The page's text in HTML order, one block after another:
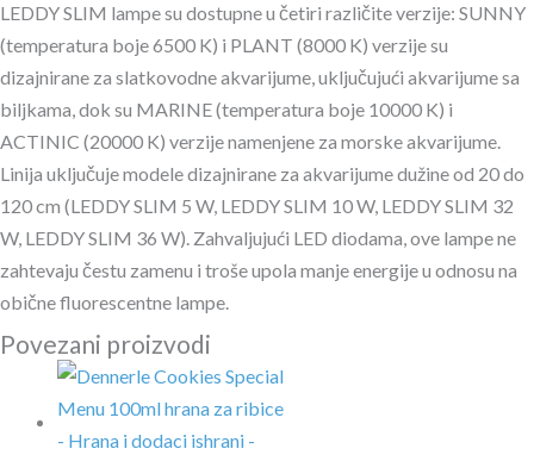
LEDDY SLIM lampe su dostupne u četiri različite verzije: SUNNY
(temperatura boje 6500 K) i PLANT (8000 K) verzije su
dizajnirane za slatkovodne akvarijume, uključujući akvarijume sa
biljkama, dok su MARINE (temperatura boje 10000 K) i
ACTINIC (20000 K) verzije namenjene za morske akvarijume.
Linija uključuje modele dizajnirane za akvarijume dužine od 20 do
120 cm (LEDDY SLIM 5 W, LEDDY SLIM 10 W, LEDDY SLIM 32
W, LEDDY SLIM 36 W). Zahvaljujući LED diodama, ove lampe ne
zahtevaju čestu zamenu i troše upola manje energije u odnosu na
obične fluorescentne lampe.
Povezani proizvodi